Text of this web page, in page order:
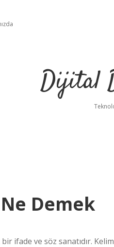
Dijital
Demek
ifade ve söz sanatıdır.